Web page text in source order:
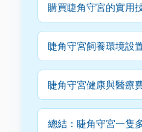
購買睫角守宮的實用
睫角守宮飼養環境設
睫角守宮健康與醫療
總結：睫角守宮一隻